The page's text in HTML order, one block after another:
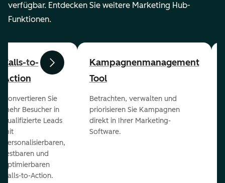
verfügbar. Entdecken Sie weitere Marketing Hub-
Funktionen.
ZurückWeiter
Calls-to-
Action
Konvertieren Sie
mehr Besucher in
qualifizierte Leads
mit
personalisierbaren,
testbaren und
optimierbaren
Calls-to-Action.
Kampagnenmanagement
Tool
Betrachten, verwalten und
priorisieren Sie Kampagnen
direkt in Ihrer Marketing-
Software.